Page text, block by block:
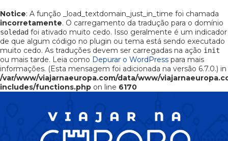
Notice: A função _load_textdomain_just_in_time foi chamada
incorretamente. O carregamento da tradução para o domínio
soledad foi ativado muito cedo. Isso geralmente é um indicador
de que algum código no plugin ou tema está sendo executado
muito cedo. As traduções devem ser carregadas na ação init
ou mais tarde. Leia como Depurar o WordPress para mais
informações. (Esta mensagem foi adicionada na versão 6.7.0.) in
/var/www/viajarnaeuropa.com/data/www/
includes/functions.php on line 6170